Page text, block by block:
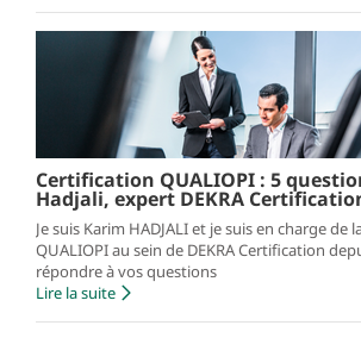
Certification QUALIOPI : 5
Hadjali, expert DEKRA
Je suis Karim HADJALI et je suis en charge de
QUALIOPI au sein de DEKRA Certification
répondre à vos questions
Lire la suite